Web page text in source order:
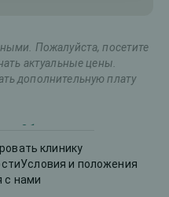
Пожалуйста, посетите
актуальные цены.
дополнительную плату
Общая стоимость
(оба глаза)
клинику
Условия и положения
с нами